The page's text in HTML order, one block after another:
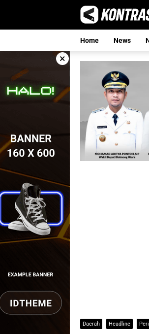
Home News
×
Daerah Headline